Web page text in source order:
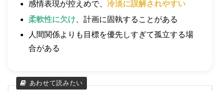
感情表現が控えめで、冷淡に誤解されやすい
柔軟性に欠け 、計画に固執することがある
人間関係よりも目標を優先しすぎて孤立する場
合がある